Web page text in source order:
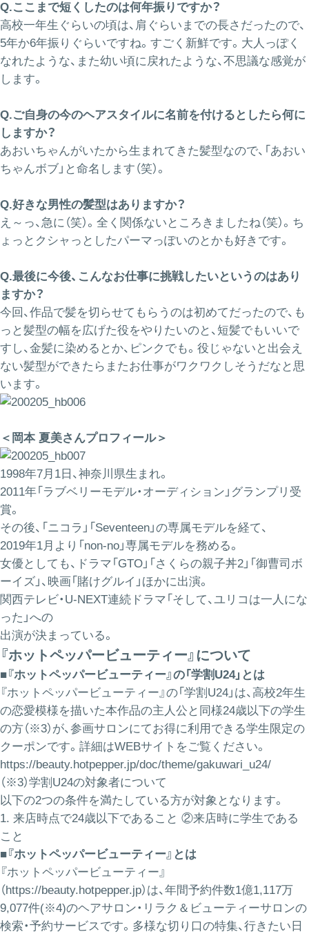
Q.ここまで短くしたのは何年振りですか？
高校一年生ぐらいの頃は、肩ぐらいまでの長さだったので、
5年か6年振りぐらいですね。すごく新鮮です。大人っぽく
なれたような、また幼い頃に戻れたような、不思議な感覚が
します。
Q.ご自身の今のヘアスタイルに名前を付けるとしたら何に
しますか？
あおいちゃんがいたから生まれてきた髪型なので、「あおい
ちゃんボブ」と命名します（笑）。
Q.好きな男性の髪型はありますか？
え～っ、急に（笑）。全く関係ないところきましたね（笑）。ち
ょっとクシャっとしたパーマっぽいのとかも好きです。
Q.最後に今後、こんなお仕事に挑戦したいというのはあり
ますか？
今回、作品で髪を切らせてもらうのは初めてだったので、も
っと髪型の幅を広げた役をやりたいのと、短髪でもいいで
すし、金髪に染めるとか、ピンクでも。役じゃないと出会え
ない髪型ができたらまたお仕事がワクワクしそうだなと思
います。
＜岡本 夏美さんプロフィール＞
1998年7月1日、神奈川県生まれ。
2011年「ラブベリーモデル・オーディション」グランプリ受
賞。
その後、「ニコラ」「Seventeen」の専属モデルを経て、
2019年1月より「non-no」専属モデルを務める。
女優としても、ドラマ「GTO」「さくらの親子丼2」「御曹司ボ
ーイズ」、映画「賭けグルイ」ほかに出演。
関西テレビ・U-NEXT連続ドラマ「そして、ユリコは一人にな
った」への
出演が決まっている。
『ホットペッパービューティー』について
■『ホットペッパービューティー』の「学割U24」とは
『ホットペッパービューティー』の「学割U24」は、高校2年生
の恋愛模様を描いた本作品の主人公と同様24歳以下の学生
の方（※3）が、参画サロンにてお得に利用できる学生限定の
クーポンです。詳細はWEBサイトをご覧ください。
https://beauty.hotpepper.jp/doc/theme/gakuwari_u24/
（※3）学割U24の対象者について
以下の2つの条件を満たしている方が対象となります。
1. 来店時点で24歳以下であること ②来店時に学生である
こと
■『ホットペッパービューティー』とは
『ホットペッパービューティー』
（https://beauty.hotpepper.jp）は、年間予約件数1億1,117万
9,077件(※4)のヘアサロン・リラク＆ビューティーサロンの
検索・予約サービスです。多様な切り口の特集、行きたい日